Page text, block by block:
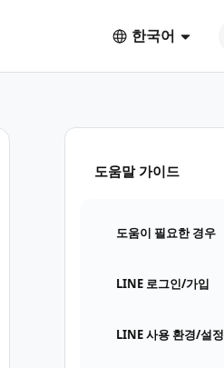
한국어
도움말 가이드
도움이 필요한 경우
LINE 로그인/가입
LINE 사용 환경/설정